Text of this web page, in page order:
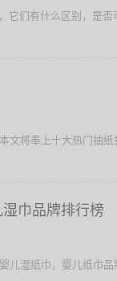
它们有什么区别，是
文将奉上十大热门抽
巾品牌排行榜
儿湿纸巾，婴儿纸巾